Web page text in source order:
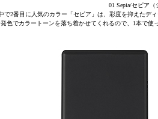
01 Sepia/セピア（
で2番目に人気のカラー「セピア」は、彩度を抑えたデ
色でカラートーンを落ち着かせてくれるので、1本で使